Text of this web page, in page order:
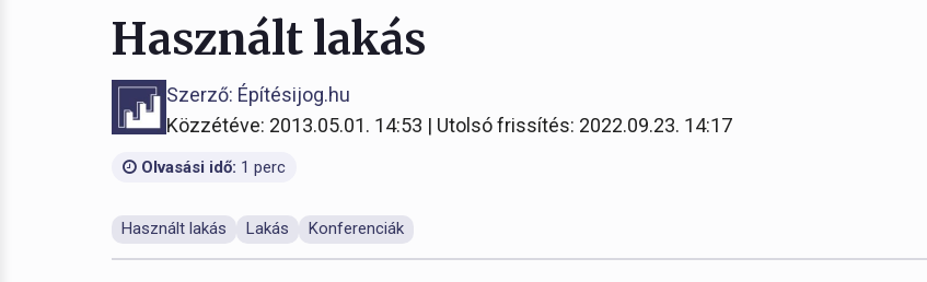
Használt lakás
Szerző: Építésijog.hu
Közzétéve: 2013.05.01. 14:53 | Utolsó frissítés: 2022.09.23. 14:17
Olvasási idő: 1 perc
Használt lakás Lakás Konferenciák